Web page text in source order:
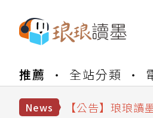
推薦 全站分類
News
【公告】琅琅讀
【公告】琅琅